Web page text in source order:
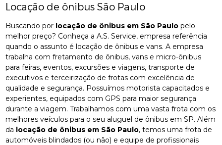
Locação de ônibus São Paulo
Buscando por locação de ônibus em São Paulo pelo
melhor preço? Conheça a A.S. Service, empresa referência
quando o assunto é locação de ônibus e vans. A empresa
trabalha com fretamento de ônibus, vans e micro-ônibus
para feiras, eventos, excursões e viagens, transporte de
executivos e terceirização de frotas com excelência de
qualidade e segurança. Possuímos motorista capacitados e
experientes, equipados com GPS para maior segurança
durante a viagem. Trabalhamos com uma vasta frota com os
melhores veículos para o seu aluguel de ônibus em SP. Além
da locação de ônibus em São Paulo, temos uma frota de
automóveis blindados (ou não) e equipe de profissionais